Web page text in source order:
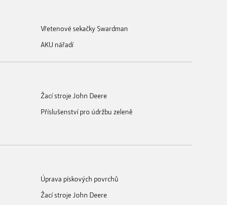
Vřetenové sekačky Swardman
AKU nářadí
Žací stroje John Deere
Příslušenství pro údržbu zeleně
Úprava pískových povrchů
Žací stroje John Deere